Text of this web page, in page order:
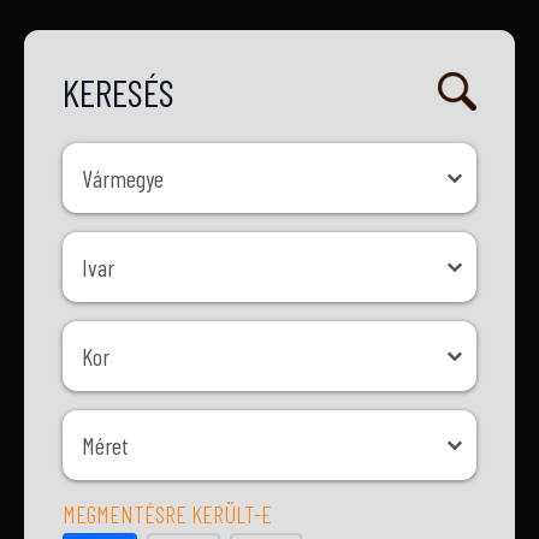
KERESÉS
Vármegye
Vármegye
Ivar
Ivar
Kor
Kor
Méret
Méret
MEGMENTÉSRE KERÜLT-E